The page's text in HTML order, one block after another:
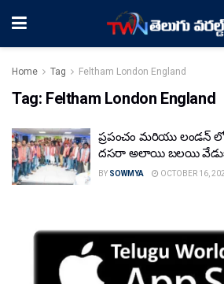
Home Tag Feltham London England
Tag: Feltham London England
ప్రపంచం మరియు
దసరా అలాయి బలయి
BY SOWMYA OCTOBER 16,